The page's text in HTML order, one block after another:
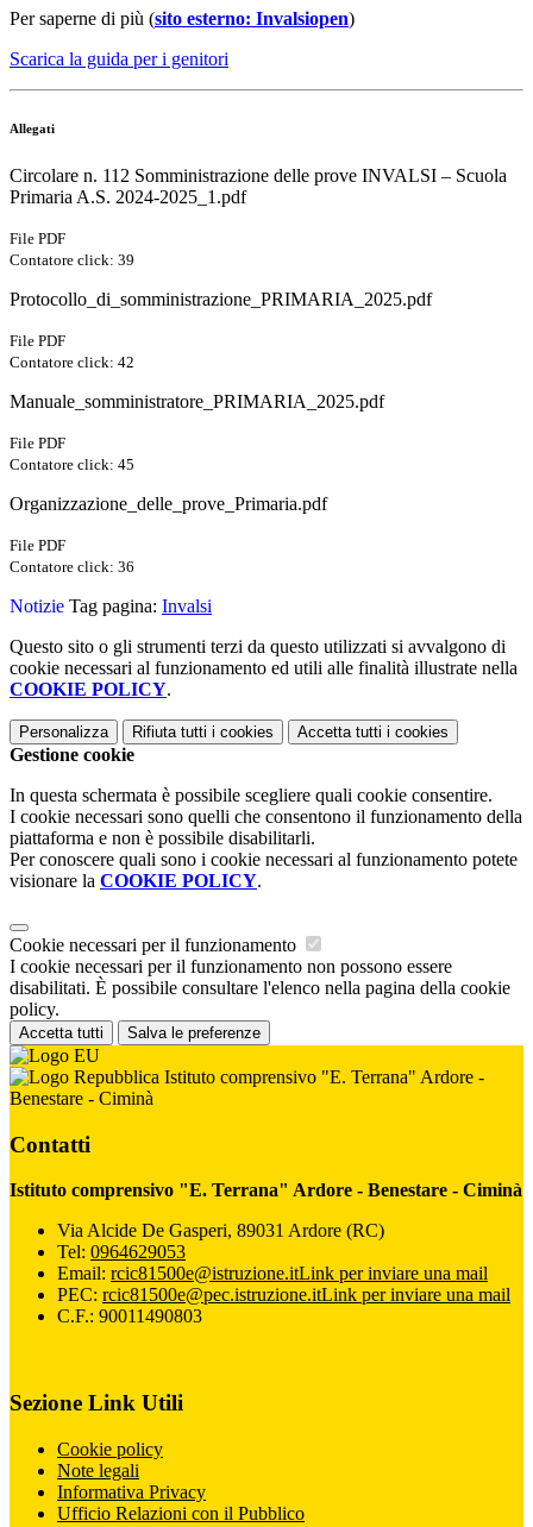
Per saperne di più (sito esterno: Invalsiopen)
Scarica la guida per i genitori
Allegati
Circolare n. 112 Somministrazione delle prove INVALSI – Scuola
Primaria A.S. 2024-2025_1.pdf
File PDF
Contatore click: 39
Protocollo_di_somministrazione_PRIMARIA_2025.pdf
File PDF
Contatore click: 42
Manuale_somministratore_PRIMARIA_2025.pdf
File PDF
Contatore click: 45
Organizzazione_delle_prove_Primaria.pdf
File PDF
Contatore click: 36
Notizie Tag pagina: Invalsi
Questo sito o gli strumenti terzi da questo utilizzati si avvalgono di
cookie necessari al funzionamento ed utili alle finalità illustrate nella
COOKIE POLICY.
Personalizza Rifiuta tutti i cookies Accetta tutti i cookies
Gestione cookie
In questa schermata è possibile scegliere quali cookie consentire.
I cookie necessari sono quelli che consentono il funzionamento della
piattaforma e non è possibile disabilitarli.
Per conoscere quali sono i cookie necessari al funzionamento potete
visionare la COOKIE POLICY.
Cookie necessari per il funzionamento
I cookie necessari per il funzionamento non possono essere
disabilitati. È possibile consultare l'elenco nella pagina della cookie
policy.
Accetta tutti Salva le preferenze
Istituto comprensivo "E. Terrana" Ardore -
Benestare - Ciminà
Contatti
Istituto comprensivo "E. Terrana" Ardore - Benestare - Ciminà
Via Alcide De Gasperi, 89031 Ardore (RC)
Tel: 0964629053
Email: rcic81500e@istruzione.itLink per inviare una mail
PEC: rcic81500e@pec.istruzione.itLink per inviare una mail
C.F.: 90011490803
Sezione Link Utili
Cookie policy
Note legali
Informativa Privacy
Ufficio Relazioni con il Pubblico